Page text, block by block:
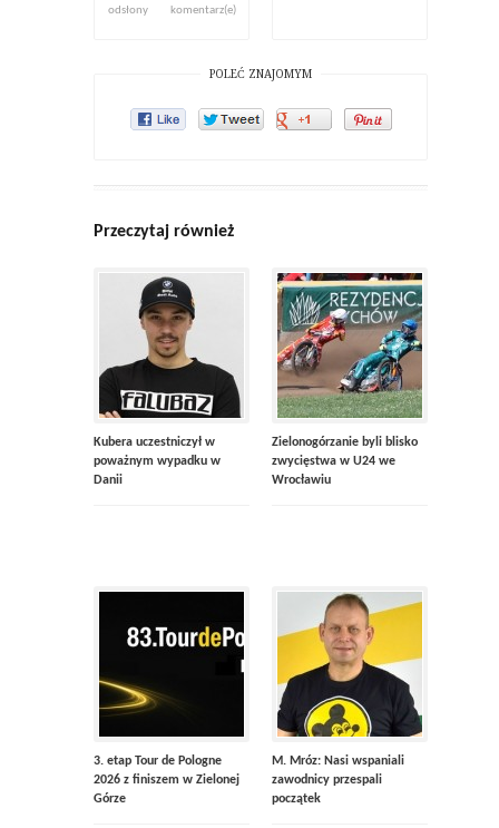
odsłony komentarz(e)
POLEĆ ZNAJOMYM
Przeczytaj również
Kubera uczestniczył w
poważnym wypadku w
Danii
Zielonogórzanie byli blisko
zwycięstwa w U24 we
Wrocławiu
3. etap Tour de Pologne
2026 z finiszem w Zielonej
Górze
M. Mróz: Nasi wspaniali
zawodnicy przespali
początek